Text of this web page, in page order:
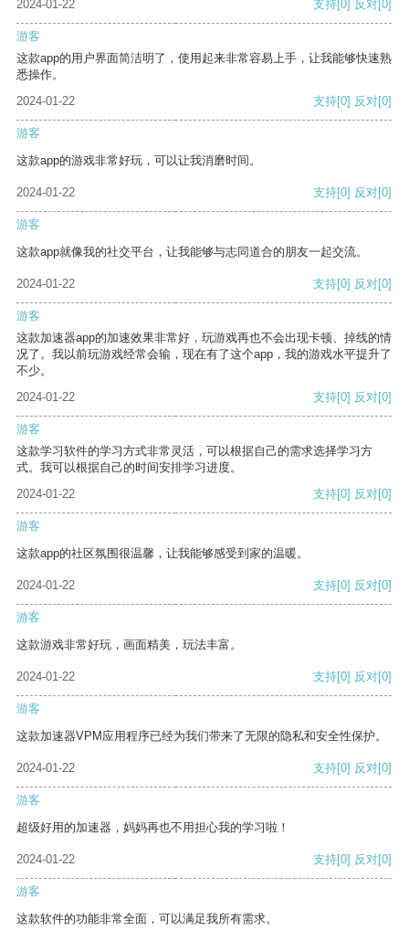
2024-01-22 支持 [0] 反对 [0]
游客
这款app的用户界面简洁明了，使用起来非常容易上手，让我能够快速熟
悉操作。
2024-01-22
支持[0] 反对[0]
游客
这款app的游戏非常好玩，可以让我消磨时间。
2024-01-22 支持[0] 反对[0]
游客
这款app就像我的社交平台，让我能够与志同道合的朋友一起交流。
2024-01-22 支持[0] 反对[0]
游客
这款加速器app的加速效果非常好，玩游戏再也不会出现卡顿、掉线的情
况了。我以前玩游戏经常会输，现在有了这个app，我的游戏水平提升了
不少。
2024-01-22
支持[0] 反对[0]
游客
这款学习软件的学习方式非常灵活，可以根据自己的需求选择学习方
式。我可以根据自己的时间安排学习进度。
2024-01-22
支持[0] 反对[0]
游客
这款app的社区氛围很温馨，让我能够感受到家的温暖。
2024-01-22 支持[0] 反对[0]
游客
这款游戏非常好玩，画面精美，玩法丰富。
2024-01-22 支持[0] 反对[0]
游客
这款加速器VPM应用程序已经为我们带来了无限的隐私和安全性保护。
2024-01-22 支持[0] 反对[0]
游客
超级好用的加速器，妈妈再也不用担心我的学习啦！
2024-01-22 支持[0] 反对[0]
游客
这款软件的功能非常全面，可以满足我所有需求。